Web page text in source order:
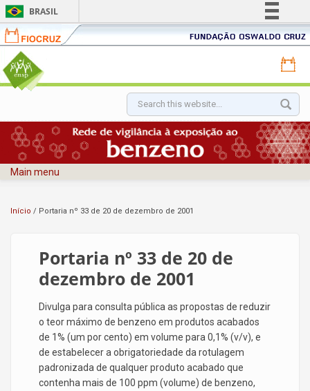
BRASIL
Simplifique!
Acesso à informação
Legislação
Canais
Fiocruz
Fundação
Oswaldo
Portal
ENSP
-
Saúde
Pública
Sergio
Portal
-
Cruz
Formulário de
busca
Main menu
Início / Portaria nº 33 de 20 de dezembro de 2001
Portaria nº 33 de 20 de
dezembro de 2001
Divulga para consulta pública as propostas de reduzir
o teor máximo de benzeno em produtos acabados
de 1% (um por cento) em volume para 0,1% (v/v), e
de estabelecer a obrigatoriedade da rotulagem
padronizada de qualquer produto acabado que
contenha mais de 100 ppm (volume) de benzeno,